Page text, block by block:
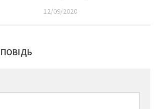
12/09/2020